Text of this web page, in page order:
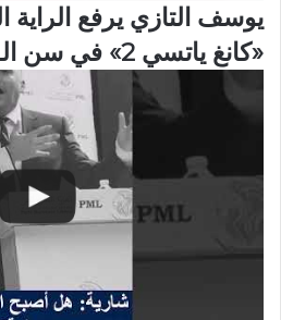
يوسف التازي يرفع الراية
«كانغ ياتسي 2» في سن الـ15